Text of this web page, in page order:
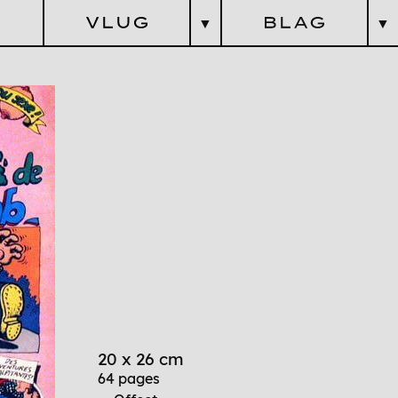
▼
&
▼
20 x 26 cm
64 pages